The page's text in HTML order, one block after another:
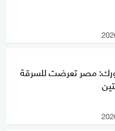
مصر تعرضت للسرقة